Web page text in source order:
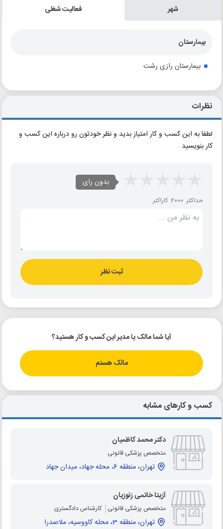
شهر فعالیت شغلی
بیمارستان
بیمارستان رازی رشت
نظرات
لطفا به این کسب و کار امتیاز بدید و نظر خودتون رو درباره این کسب و
کار بنویسید
بدون رای
حداکثر 2000 کاراکتر
ثبت نظر
آیا شما مالک یا مدیر این کسب و کار هستید؟
مالک هستم
کسب و کارهای مشابه
دکتر محمد کاظمیان
متخصص پزشکی قانونی
تهران، منطقه 6، محله جهاد، میدان جهاد
آزیتا خاتمی زنوزیان
متخصص پزشکی قانونی کارشناس دادگستری
تهران، منطقه 3، محله کاووسیه، ملاصدرا